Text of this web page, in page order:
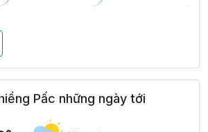
Pấc những ngày tới